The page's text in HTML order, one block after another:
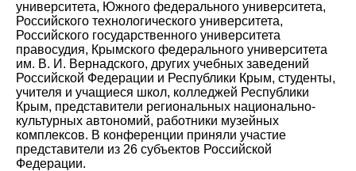
университета, Южного федерального университета,
Российского технологического университета,
Российского государственного университета
правосудия, Крымского федерального университета
им. В. И. Вернадского, других учебных заведений
Российской Федерации и Республики Крым, студенты,
учителя и учащиеся школ, колледжей Республики
Крым, представители региональных национально-
культурных автономий, работники музейных
комплексов. В конференции приняли участие
представители из 26 субъектов Российской
Федерации.